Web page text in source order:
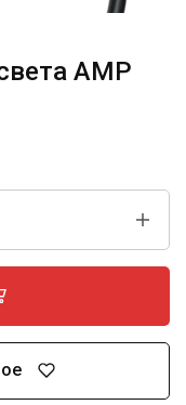
AMP